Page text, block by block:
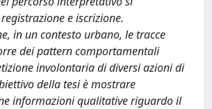
e iscrizione.
in un contesto urbano, le tracce
dei pattern comportamentali
involontaria di diversi azioni di
della tesi è mostrare
informazioni qualitative riguardo il